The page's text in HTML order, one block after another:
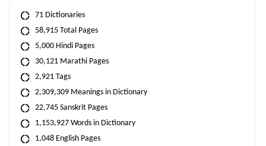
71 Dictionaries
58,915 Total Pages
5,000 Hindi Pages
30,121 Marathi Pages
2,921 Tags
2,309,309 Meanings in Dictionary
22,745 Sanskrit Pages
1,153,927 Words in Dictionary
1,048 English Pages